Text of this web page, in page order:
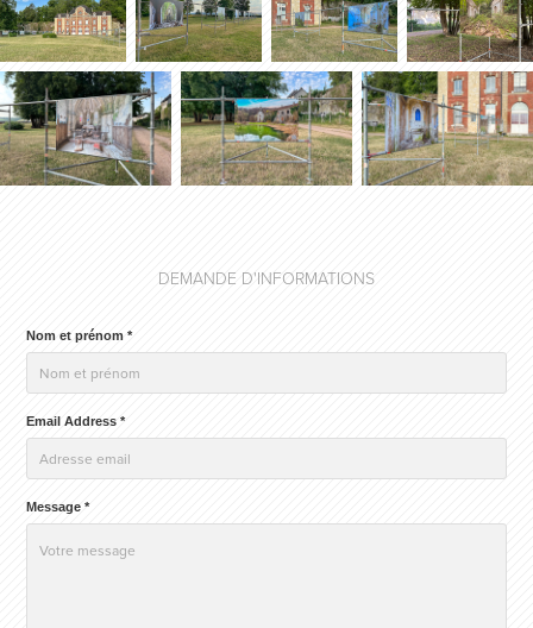
DEMANDE D'INFORMATIONS
Nom et prénom *
Email Address *
Message *